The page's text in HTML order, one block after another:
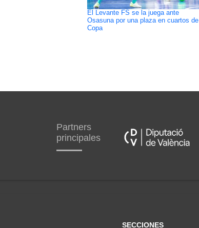
El Levante FS se la juega ante
Osasuna por una plaza en cuartos de
Copa
Partners
principales
SECCIONES